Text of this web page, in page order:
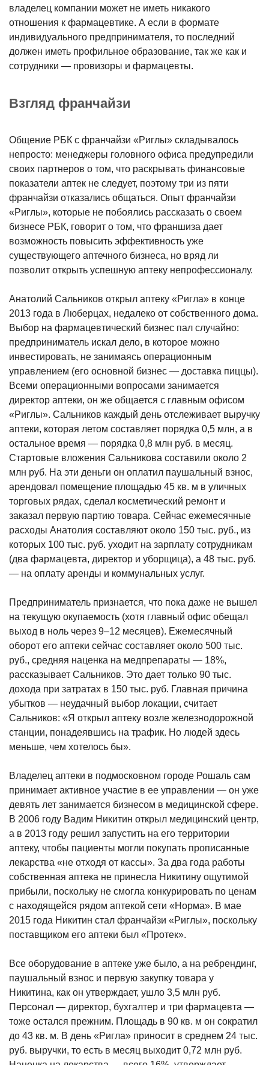
владелец компании может не иметь никакого
отношения к фармацевтике. А если в формате
индивидуального предпринимателя, то последний
должен иметь профильное образование, так же как и
сотрудники — провизоры и фармацевты.
Взгляд франчайзи
Общение РБК с франчайзи «Риглы» складывалось
непросто: менеджеры головного офиса предупредили
своих партнеров о том, что раскрывать финансовые
показатели аптек не следует, поэтому три из пяти
франчайзи отказались общаться. Опыт франчайзи
«Риглы», которые не побоялись рассказать о своем
бизнесе РБК, говорит о том, что франшиза дает
возможность повысить эффективность уже
существующего аптечного бизнеса, но вряд ли
позволит открыть успешную аптеку непрофессионалу.
Анатолий Сальников открыл аптеку «Ригла» в конце
2013 года в Люберцах, недалеко от собственного дома.
Выбор на фармацевтический бизнес пал случайно:
предприниматель искал дело, в которое можно
инвестировать, не занимаясь операционным
управлением (его основной бизнес — доставка пиццы).
Всеми операционными вопросами занимается
директор аптеки, он же общается с главным офисом
«Риглы». Сальников каждый день отслеживает выручку
аптеки, которая летом составляет порядка 0,5 млн, а в
остальное время — порядка 0,8 млн руб. в месяц.
Стартовые вложения Сальникова составили около 2
млн руб. На эти деньги он оплатил паушальный взнос,
арендовал помещение площадью 45 кв. м в уличных
торговых рядах, сделал косметический ремонт и
заказал первую партию товара. Сейчас ежемесячные
расходы Анатолия составляют около 150 тыс. руб., из
которых 100 тыс. руб. уходит на зарплату сотрудникам
(два фармацевта, директор и уборщица), а 48 тыс. руб.
— на оплату аренды и коммунальных услуг.
Предприниматель признается, что пока даже не вышел
на текущую окупаемость (хотя главный офис обещал
выход в ноль через 9–12 месяцев). Ежемесячный
оборот его аптеки сейчас составляет около 500 тыс.
руб., средняя наценка на медпрепараты — 18%,
рассказывает Сальников. Это дает только 90 тыс.
дохода при затратах в 150 тыс. руб. Главная причина
убытков — неудачный выбор локации, считает
Сальников: «Я открыл аптеку возле железнодорожной
станции, понадеявшись на трафик. Но людей здесь
меньше, чем хотелось бы».
Владелец аптеки в подмосковном городе Рошаль сам
принимает активное участие в ее управлении — он уже
девять лет занимается бизнесом в медицинской сфере.
В 2006 году Вадим Никитин открыл медицинский центр,
а в 2013 году решил запустить на его территории
аптеку, чтобы пациенты могли покупать прописанные
лекарства «не отходя от кассы». За два года работы
собственная аптека не принесла Никитину ощутимой
прибыли, поскольку не смогла конкурировать по ценам
с находящейся рядом аптекой сети «Норма». В мае
2015 года Никитин стал франчайзи «Риглы», поскольку
поставщиком его аптеки был «Протек».
Все оборудование в аптеке уже было, а на ребрендинг,
паушальный взнос и первую закупку товара у
Никитина, как он утверждает, ушло 3,5 млн руб.
Персонал — директор, бухгалтер и три фармацевта —
тоже остался прежним. Площадь в 90 кв. м он сократил
до 43 кв. м. В день «Ригла» приносит в среднем 24 тыс.
руб. выручки, то есть в месяц выходит 0,72 млн руб.